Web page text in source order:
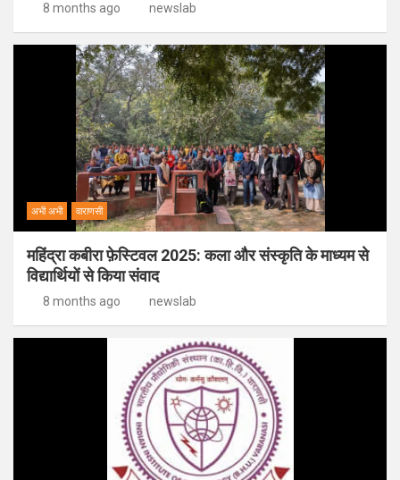
8 months ago newslab
अभी अभी वाराणसी
महिंद्रा कबीरा फ़ेस्टिवल 2025: कला और संस्कृति के माध्यम से
विद्यार्थियों से किया संवाद
8 months ago newslab